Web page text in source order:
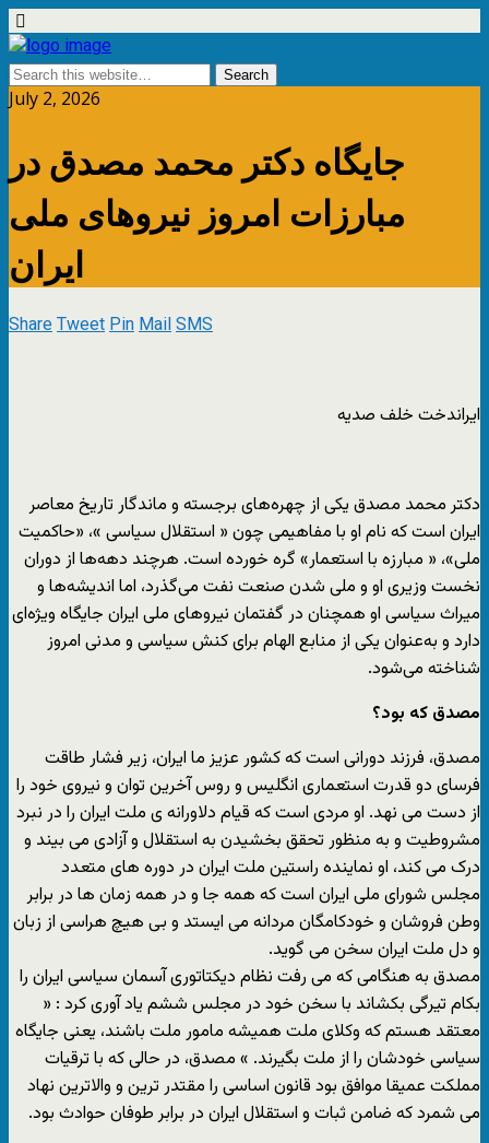
July 2, 2026
جایگاه دکتر محمد مصدق در
مبارزات امروز نیروهای ملی
ایران
ShareTweetPinMailSMS
ایراندخت خلف صدیه
دکتر محمد مصدق یکی از چهره‌های برجسته و ماندگار تاریخ معاصر
ایران است که نام او با مفاهیمی چون « استقلال سیاسی »، «حاکمیت
ملی»، « مبارزه با استعمار» گره خورده است. هرچند دهه‌ها از دوران
نخست ‌وزیری او و ملی شدن صنعت نفت می‌گذرد، اما اندیشه‌ها و
میراث سیاسی او همچنان در گفتمان نیروهای ملی ایران جایگاه ویژه‌ای
دارد و به‌عنوان یکی از منابع الهام برای کنش سیاسی و مدنی امروز
شناخته می‌شود.
مصدق که بود؟
مصدق، فرزند دورانی است که کشور عزیز ما ایران، زیر فشار طاقت
فرسای دو قدرت استعماری انگلیس و روس آخرین توان و نیروی خود را
از دست می نهد. او مردی است که قیام دلاورانه ی ملت ایران را در نبرد
مشروطیت و به منظور تحقق بخشیدن به استقلال و آزادی می بیند و
درک می کند، او نماینده راستین ملت ایران در دوره های متعدد
مجلس شورای ملی ایران است که همه جا و در همه زمان ها در برابر
وطن فروشان و خودکامگان مردانه می ایستد و بی هیچ هراسی از زبان
و دل ملت ایران سخن می گوید.
مصدق به هنگامی که می رفت نظام دیکتاتوری آسمان سیاسی ایران را
بکام تیرگی بکشاند با سخن خود در مجلس ششم یاد آوری کرد : «
معتقد هستم که وکلای ملت همیشه مامور ملت باشند، یعنی جایگاه
سیاسی خودشان را از ملت بگیرند. » مصدق، در حالی که با ترقیات
مملکت عمیقا موافق بود قانون اساسی را مقتدر ترین و والاترین نهاد
می شمرد که ضامن ثبات و استقلال ایران در برابر طوفان حوادث بود.